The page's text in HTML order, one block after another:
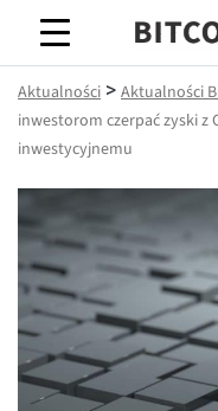
Aktualności > Aktualności
inwestorom czerpać zyski
inwestycyjnemu